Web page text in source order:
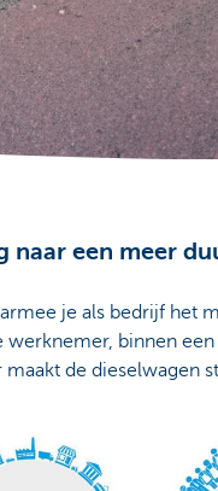
een meer
je als bedrijf het
binnen
de dieselwagen